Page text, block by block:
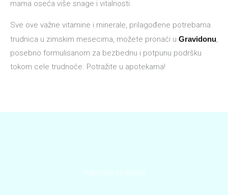
mama oseća više snage i vitalnosti.
Sve ove važne vitamine i minerale, prilagođene potrebama
trudnica u zimskim mesecima, možete pronaći u Gravidonu,
posebno formulisanom za bezbednu i potpunu podršku
tokom cele trudnoće. Potražite u apotekama!
Najnovije sa bloga